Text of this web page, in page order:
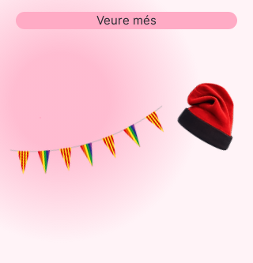
Veure més